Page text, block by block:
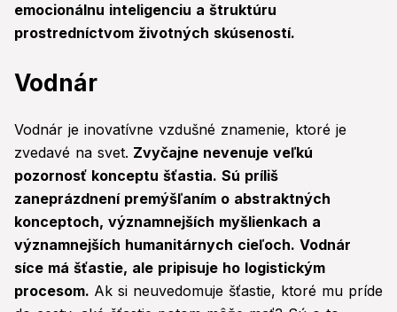
emocionálnu inteligenciu a štruktúru
prostredníctvom životných skúseností.
Vodnár
Vodnár je inovatívne vzdušné znamenie, ktoré je
zvedavé na svet. Zvyčajne nevenuje veľkú
pozornosť konceptu šťastia. Sú príliš
zaneprázdnení premýšľaním o abstraktných
konceptoch, významnejších myšlienkach a
významnejších humanitárnych cieľoch. Vodnár
síce má šťastie, ale pripisuje ho logistickým
procesom. Ak si neuvedomuje šťastie, ktoré mu príde